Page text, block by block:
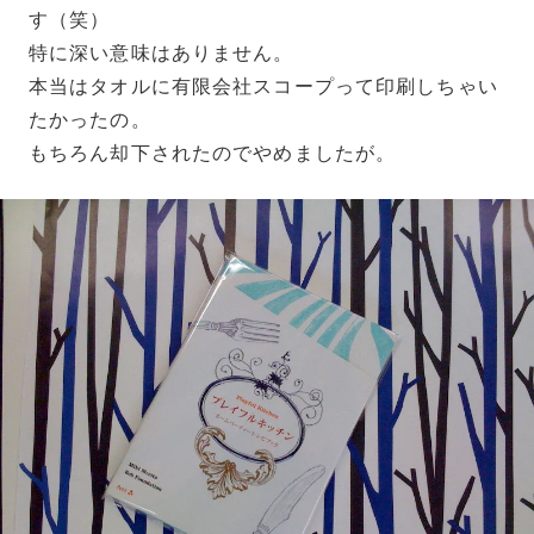
す（笑）
特に深い意味はありません。
本当はタオルに有限会社スコープって印刷しちゃい
たかったの。
もちろん却下されたのでやめましたが。